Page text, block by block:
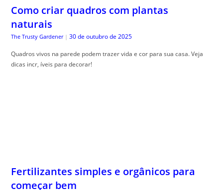
Como criar quadros com plantas
naturais
The Trusty Gardener | 30 de outubro de 2025
Quadros vivos na parede podem trazer vida e cor para sua casa. Veja
dicas incr, íveis para decorar!
Fertilizantes simples e orgânicos para
começar bem